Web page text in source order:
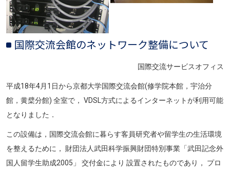
国際交流会館のネットワーク整備について
国際交流サービスオフィス
平成18年4月1日から京都大学国際交流会館(修学院本館，宇治分
館，黄檗分館) 全室で， VDSL方式によるインターネットが利用可能
となりました．
この設備は，国際交流会館に暮らす客員研究者や留学生の生活環境
を整えるために， 財団法人武田科学振興財団特別事業「武田記念外
国人留学生助成2005」 交付金により 設置されたものであり， プロ